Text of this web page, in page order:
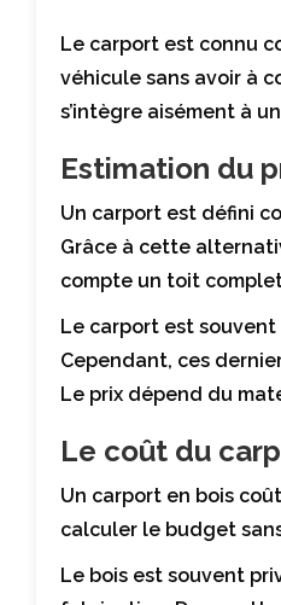
Le carport est connu
véhicule sans avoir à
s’intègre aisément à
Estimation du
Un carport est défini
Grâce à cette
compte un toit
Le carport est souvent
Cependant, ces
Le prix dépend du
Le coût du
Un carport en bois
calculer le budget
Le bois est souvent